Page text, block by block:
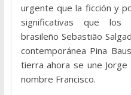
urgente que la ficción y
significativas que los
brasileño Sebastião
contemporánea Pina
tierra ahora se une
nombre Francisco.